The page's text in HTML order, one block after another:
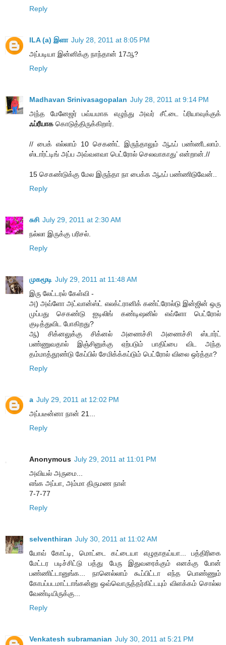
Reply
ILA (a) இளா July 28, 2011 at 8:05 PM
அப்படியா இன்னிக்கு நாந்தான் 17ஆ?
Reply
Madhavan Srinivasagopalan July 28, 2011 at 9:14 PM
அந்த மேனேஜர் பவ்யமாக எழுந்து அவர் சீட்டை ப்ரியாவுக்குக்
ஃப்ரீயாக கொடுத்திருக்கிறார்.
// பைக் எல்லாம் 10 செகண்ட் இருந்தாலும் ஆஃப் பண்ணீடலாம்.
ஸ்டார்ட்டிங் அப்ப அவ்வளவா பெட்ரோல் செலவாகாது’ என்றான்.//
15 செகண்டுக்கு மேல இருந்தா நா பைக்க ஆஃப் பண்ணிடுவேன்..
Reply
சுசி July 29, 2011 at 2:30 AM
நல்லா இருக்கு பரிசல்.
Reply
முகமூடி July 29, 2011 at 11:48 AM
இரு லேட்டரல் கேள்வி -
அ) அவ்ளோ அட்வான்ஸ்ட் எலக்ட்ரானிக் கண்ட்ரோல்டு இன்ஜின் ஒரு
முப்பது செகண்டு ஐடிலிங் கண்டிஷனில் எவ்ளோ பெட்ரோல்
குடித்துவிட போகிறது?
ஆ) சிக்னலுக்கு சிக்னல் அணைச்சி அணைச்சி ஸ்டார்ட்
பண்ணுவதால் இஞ்சினுக்கு ஏற்படும் பாதிப்பை விட அந்த
தம்மாத்தூண்டு கேப்பில் சேமிக்க்கப்டும் பெட்ரோல் விலை ஒர்த்தா?
Reply
a July 29, 2011 at 12:02 PM
அப்படீன்னா நான் 21...
Reply
Anonymous July 29, 2011 at 11:01 PM
அவியல் அருமை...
எங்க அப்பா, அம்மா திருமண நாள்
7-7-77
Reply
selventhiran July 30, 2011 at 11:02 AM
யோவ் கோட்டி, மொட்டை கட்டையா எழுதாதய்யா... பத்திரிகை
மேட்டர படிச்சிட்டு பத்து பேரு இதுவரைக்கும் எனக்கு போன்
பண்ணிட்டானுங்க... நானெல்லாம் கூப்பிட்டா எந்த பொண்ணும்
கோபப்படமாட்டாங்கன்னு ஒவ்வொருத்தர்கிட்டயும் விளக்கம் சொல்ல
வேண்டியிருக்கு...
Reply
Venkatesh subramanian July 30, 2011 at 5:21 PM